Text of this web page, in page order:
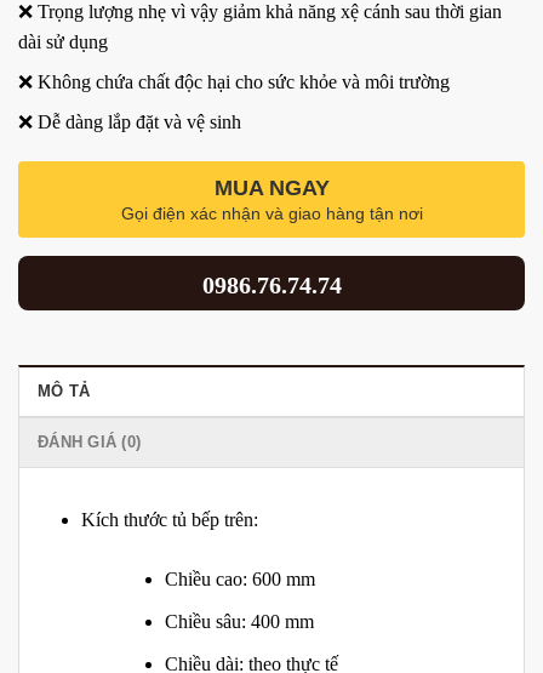
❌ Trọng lượng nhẹ vì vậy giảm khả năng xệ cánh sau thời gian
dài sử dụng
❌ Không chứa chất độc hại cho sức khỏe và môi trường
❌ Dễ dàng lắp đặt và vệ sinh
MUA NGAY
Gọi điện xác nhận và giao hàng tận nơi
0986.76.74.74
MÔ TẢ
ĐÁNH GIÁ (0)
Kích thước tủ bếp trên:
Chiều cao: 600 mm
Chiều sâu: 400 mm
Chiều dài: theo thực tế